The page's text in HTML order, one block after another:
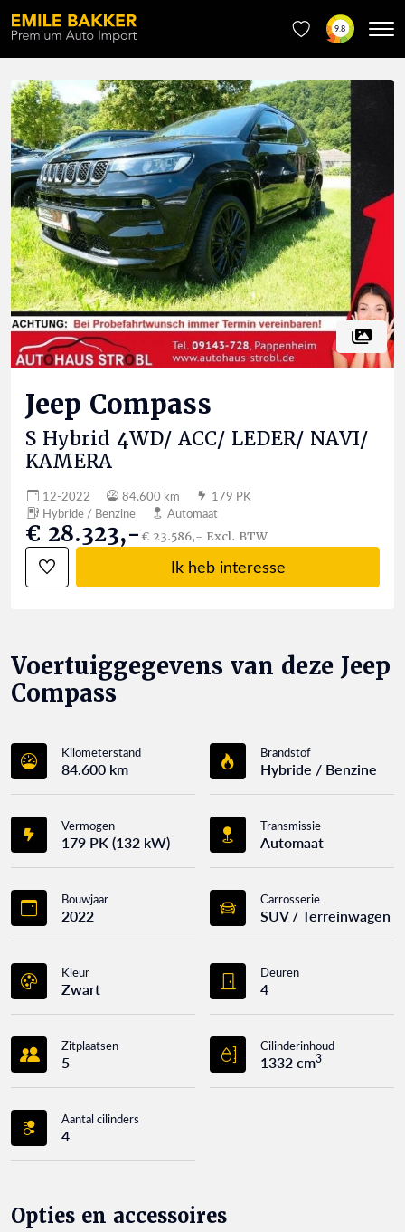
9.8
Jeep Compass
S Hybrid 4WD/ ACC/ LEDER/ NAVI/
KAMERA
12-2022 84.600 km
179 PK
Hybride / Benzine
Automaat
€ 28.323,-€ 23.586,- Excl. BTW
Ik heb interesse
Voertuiggegevens van deze Jeep
Compass
Kilometerstand
84.600 km
Brandstof
Hybride / Benzine
Vermogen
179 PK (132 kW)
Transmissie
Automaat
Bouwjaar
2022
Carrosserie
SUV / Terreinwagen
Kleur
Zwart
Deuren
4
Zitplaatsen
5
Cilinderinhoud
1332 cm3
Aantal cilinders
4
Opties en accessoires